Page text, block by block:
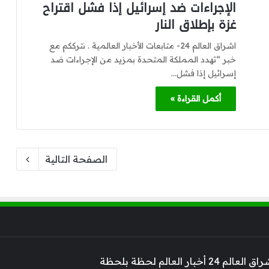
الإجراءات ضد إسرائيل إذا فشل اقتراح
غزة بإطلاق النار
اشراق العالم 24- متابعات الأخبار العالمية . نترككم مع
خبر “تهدد المملكة المتحدة بمزيد من الإجراءات ضد
إسرائيل إذا فشل…
أكمل القراءة »
الصفحة التالية
العالم لحظة بلحظة